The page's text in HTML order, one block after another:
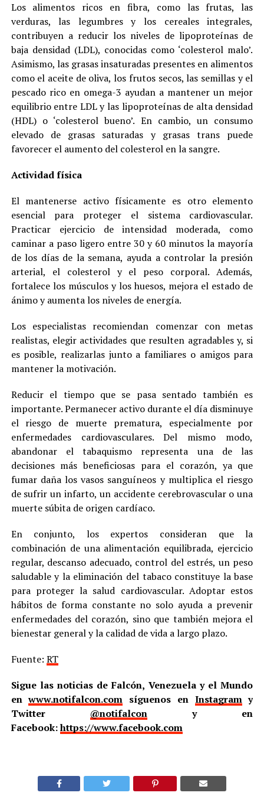
Los alimentos ricos en fibra, como las frutas, las
verduras, las legumbres y los cereales integrales,
contribuyen a reducir los niveles de lipoproteínas de
baja densidad (LDL), conocidas como ‘colesterol malo’.
Asimismo, las grasas insaturadas presentes en alimentos
como el aceite de oliva, los frutos secos, las semillas y el
pescado rico en omega-3 ayudan a mantener un mejor
equilibrio entre LDL y las lipoproteínas de alta densidad
(HDL) o ‘colesterol bueno’. En cambio, un consumo
elevado de grasas saturadas y grasas trans puede
favorecer el aumento del colesterol en la sangre.
Actividad física
El mantenerse activo físicamente es otro elemento
esencial para proteger el sistema cardiovascular.
Practicar ejercicio de intensidad moderada, como
caminar a paso ligero entre 30 y 60 minutos la mayoría
de los días de la semana, ayuda a controlar la presión
arterial, el colesterol y el peso corporal. Además,
fortalece los músculos y los huesos, mejora el estado de
ánimo y aumenta los niveles de energía.
Los especialistas recomiendan comenzar con metas
realistas, elegir actividades que resulten agradables y, si
es posible, realizarlas junto a familiares o amigos para
mantener la motivación.
Reducir el tiempo que se pasa sentado también es
importante. Permanecer activo durante el día disminuye
el riesgo de muerte prematura, especialmente por
enfermedades cardiovasculares. Del mismo modo,
abandonar el tabaquismo representa una de las
decisiones más beneficiosas para el corazón, ya que
fumar daña los vasos sanguíneos y multiplica el riesgo
de sufrir un infarto, un accidente cerebrovascular o una
muerte súbita de origen cardíaco.
En conjunto, los expertos consideran que la
combinación de una alimentación equilibrada, ejercicio
regular, descanso adecuado, control del estrés, un peso
saludable y la eliminación del tabaco constituye la base
para proteger la salud cardiovascular. Adoptar estos
hábitos de forma constante no solo ayuda a prevenir
enfermedades del corazón, sino que también mejora el
bienestar general y la calidad de vida a largo plazo.
Fuente: RT
Sigue las noticias de Falcón, Venezuela y el Mundo
enwww.notifalcon.com síguenos en Instagramy
Twitter @notifalcony en
Facebook:https://www.facebook.com